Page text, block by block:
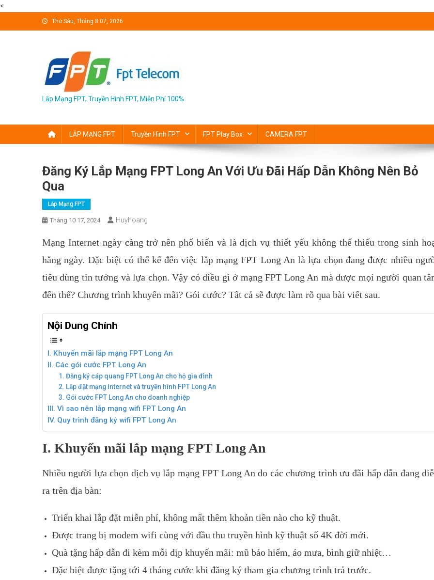
<
to
Thứ Sáu, Tháng 8 07, 2026
Lắp Mạng FPT, Truyền Hình FPT, Miễn Phí 100%
LẮP MẠNG FPT Truyền Hình FPT FPT Play Box CAMERA FPT
Đăng Ký Lắp Mạng FPT Long An Với Ưu Đãi Hấp Dẫn Không Nên Bỏ
Qua
Lắp Mạng FPT
Tháng 10 17, 2024 Huyhoang
Mạng Internet ngày càng trở nên phổ biến và là dịch vụ thiết yếu không thể thiếu trong sinh
hằng ngày. Đặc biệt có thể kể đến việc lắp mạng FPT Long An là lựa chọn đang được nhiều
tiêu dùng tin tưởng và lựa chọn.Vậy có điều gì ở mạng FPT Long An mà được mọi người quan
đến thế? Chương trình khuyến mãi? Gói cước? Tất cả sẽ được làm rõ qua bài viết sau.
Nội Dung Chính
I. Khuyến mãi lắp mạng FPT Long An
II. Các gói cước FPT Long An
1. Đăng ký cáp quang FPT Long An cho hộ gia đình
2. Lắp đặt mạng Internet và truyền hình FPT Long An
3. Gói cước FPT Long An cho doanh nghiệp
III. Vì sao nên lắp mạng wifi FPT Long An
IV. Quy trình đăng ký wifi FPT Long An
I. Khuyến mãi lắp mạng FPT Long An
Nhiều người lựa chọn dịch vụ lắp mạng FPT Long An do các chương trình ưu đãi hấp dẫn đang
ra trên địa bàn:
Triển khai lắp đặt miễn phí, không mất thêm khoản tiền nào cho kỹ thuật.
Được trang bị modem wifi cùng với đầu thu truyền hình kỹ thuật số 4K đời mới.
Quà tặng hấp dẫn đi kèm mỗi dịp khuyến mãi: mũ bảo hiểm, áo mưa, bình giữ nhiệt…
Đặc biệt được tặng tới 4 tháng cước khi đăng ký tham gia chương trình trả trước.